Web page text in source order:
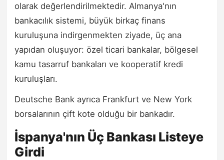
olarak değerlendirilmektedir. Almanya'nın
bankacılık sistemi, büyük birkaç finans
kuruluşuna indirgenmekten ziyade, üç ana
yapıdan oluşuyor: özel ticari bankalar, bölgesel
kamu tasarruf bankaları ve kooperatif kredi
kuruluşları.
Deutsche Bank ayrıca Frankfurt ve New York
borsalarının çift kote olduğu bir bankadır.
İspanya'nın Üç Bankası Listeye
Girdi